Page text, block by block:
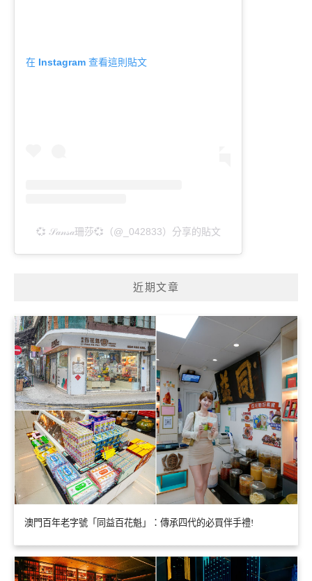
在 Instagram 查看這則貼文
💞 𝒮𝒶𝓃𝓈𝒶珊莎💞（@_042833）分享的貼文
近期文章
澳門百年老字號「同益百花魁」：傳承四代的必買伴手禮!